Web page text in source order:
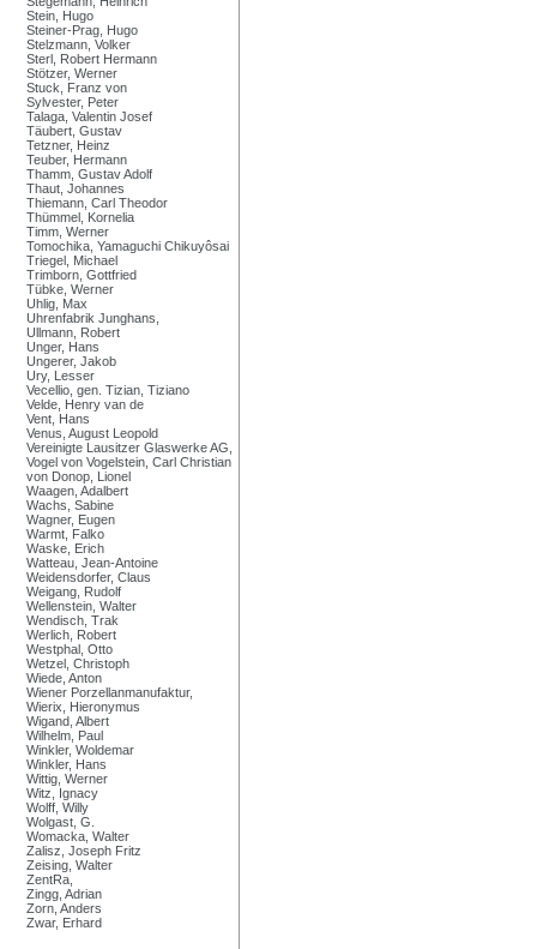
Stein, Hugo
Steiner-Prag, Hugo
Stelzmann, Volker
Sterl, Robert Hermann
Stötzer, Werner
Stuck, Franz von
Sylvester, Peter
Talaga, Valentin Josef
Täubert, Gustav
Tetzner, Heinz
Teuber, Hermann
Thamm, Gustav Adolf
Thaut, Johannes
Thiemann, Carl Theodor
Thümmel, Kornelia
Timm, Werner
Tomochika, Yamaguchi Chikuyôsai
Triegel, Michael
Trimborn, Gottfried
Tübke, Werner
Uhlig, Max
Uhrenfabrik Junghans,
Ullmann, Robert
Unger, Hans
Ungerer, Jakob
Ury, Lesser
Vecellio, gen. Tizian, Tiziano
Velde, Henry van de
Vent, Hans
Venus, August Leopold
Vereinigte Lausitzer Glaswerke AG,
Vogel von Vogelstein, Carl Christian
von Donop, Lionel
Waagen, Adalbert
Wachs, Sabine
Wagner, Eugen
Warmt, Falko
Waske, Erich
Watteau, Jean-Antoine
Weidensdorfer, Claus
Weigang, Rudolf
Wellenstein, Walter
Wendisch, Trak
Werlich, Robert
Westphal, Otto
Wetzel, Christoph
Wiede, Anton
Wiener Porzellanmanufaktur,
Wierix, Hieronymus
Wigand, Albert
Wilhelm, Paul
Winkler, Woldemar
Winkler, Hans
Wittig, Werner
Witz, Ignacy
Wolff, Willy
Wolgast, G.
Womacka, Walter
Zalisz, Joseph Fritz
Zeising, Walter
ZentRa,
Zingg, Adrian
Zorn, Anders
Zwar, Erhard